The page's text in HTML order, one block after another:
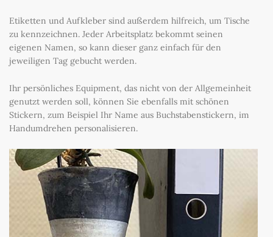
Etiketten und Aufkleber sind außerdem hilfreich, um Tische
zu kennzeichnen. Jeder Arbeitsplatz bekommt seinen
eigenen Namen, so kann dieser ganz einfach für den
jeweiligen Tag gebucht werden.
Ihr persönliches Equipment, das nicht von der Allgemeinheit
genutzt werden soll, können Sie ebenfalls mit schönen
Stickern, zum Beispiel Ihr Name aus Buchstabenstickern, im
Handumdrehen personalisieren.